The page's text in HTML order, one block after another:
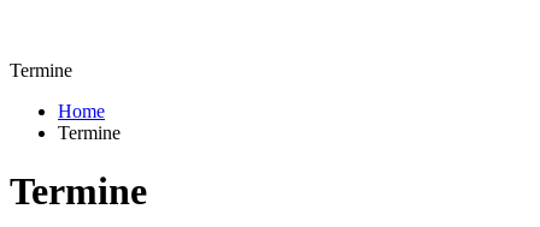
Termine
Home
Termine
Termine